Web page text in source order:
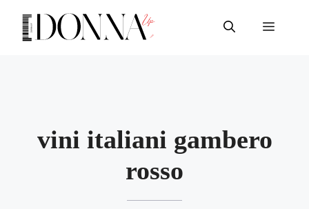
contenuto
Menu
vini italiani gambero
rosso